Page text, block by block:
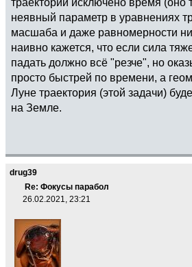
неявный параметр в уравнениях
масшаба и даже равномерности
наивно кажется, что если сила
падать должно всё "резче", но
просто быстрей по времени, а
Луне траектория (этой задачи)
на Земле.
drug39
Re: Фокусы парабол
26.02.2021, 23:21